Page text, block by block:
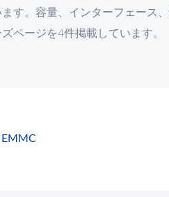
す。容量、インターフェース
ページを4件掲載しています。
EMMC